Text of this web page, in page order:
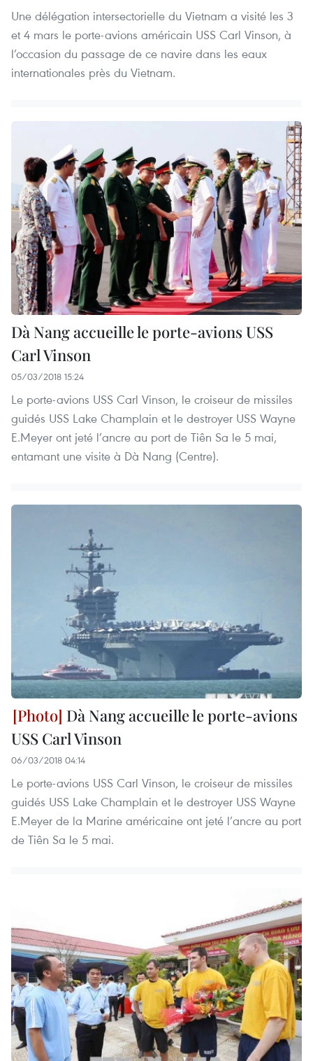
Une délégation intersectorielle du Vietnam a visité les 3
et 4 mars le porte-avions américain USS Carl Vinson, à
l’occasion du passage de ce navire dans les eaux
internationales près du Vietnam.
Dà Nang accueille le porte-avions USS
Carl Vinson
05/03/2018 15:24
Le porte-avions USS Carl Vinson, le croiseur de missiles
guidés USS Lake Champlain et le destroyer USS Wayne
E.Meyer ont jeté l’ancre au port de Tiên Sa le 5 mai,
entamant une visite à Dà Nang (Centre).
Dà Nang accueille le porte-avions
USS Carl Vinson
06/03/2018 04:14
Le porte-avions USS Carl Vinson, le croiseur de missiles
guidés USS Lake Champlain et le destroyer USS Wayne
E.Meyer de la Marine américaine ont jeté l’ancre au port
de Tiên Sa le 5 mai.